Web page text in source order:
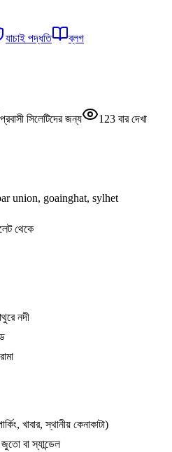
যাচাই পদ্ধতি
ব্লগ
প্রবাসী সিলেটিদের জন্য
123 বার দেখা
union, goainghat, sylhet
থেকে
নদী
খাবার, স্থানীয় কেনাকাটা)
বা স্যান্ডেল